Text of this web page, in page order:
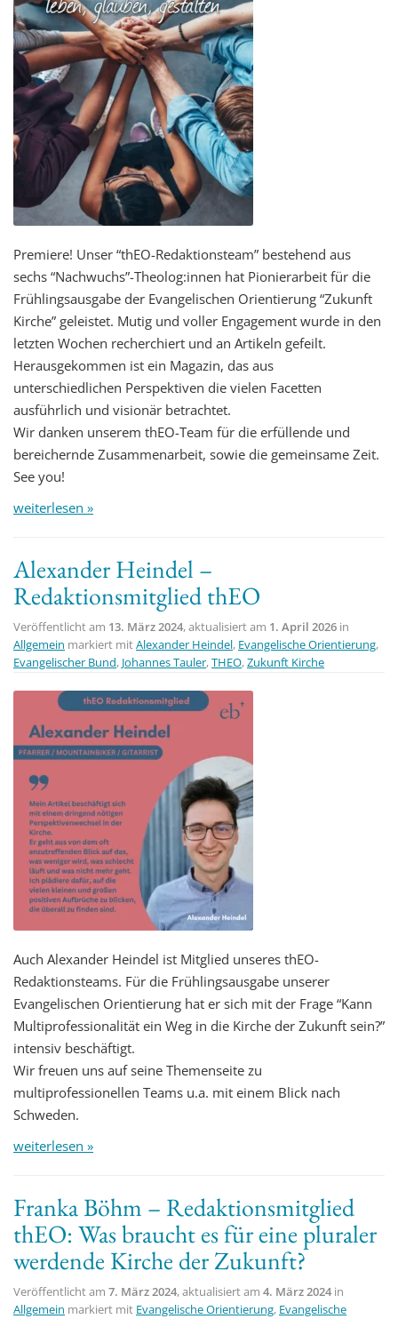
Premiere! Unser “thEO-Redaktionsteam” bestehend aus
sechs “Nachwuchs”-Theolog:innen hat Pionierarbeit für die
Frühlingsausgabe der Evangelischen Orientierung “Zukunft
Kirche” geleistet. Mutig und voller Engagement wurde in den
letzten Wochen recherchiert und an Artikeln gefeilt.
Herausgekommen ist ein Magazin, das aus
unterschiedlichen Perspektiven die vielen Facetten
ausführlich und visionär betrachtet.
Wir danken unserem thEO-Team für die erfüllende und
bereichernde Zusammenarbeit, sowie die gemeinsame Zeit.
See you!
weiterlesen »
Alexander Heindel –
Redaktionsmitglied thEO
Veröffentlicht am 13. März 2024, aktualisiert am 1. April 2026 in
Allgemein markiert mitAlexander Heindel, Evangelische Orientierung,
Evangelischer Bund, Johannes Tauler,THEO,Zukunft Kirche
Auch Alexander Heindel ist Mitglied unseres thEO-
Redaktionsteams. Für die Frühlingsausgabe unserer
Evangelischen Orientierung hat er sich mit der Frage “Kann
Multiprofessionalität ein Weg in die Kirche der Zukunft sein?”
intensiv beschäftigt.
Wir freuen uns auf seine Themenseite zu
multiprofessionellen Teams u.a. mit einem Blick nach
Schweden.
weiterlesen »
Franka Böhm – Redaktionsmitglied
thEO: Was braucht es für eine pluraler
werdende Kirche der Zukunft?
Veröffentlicht am 7. März 2024, aktualisiert am 4. März 2024 in
Allgemein markiert mit Evangelische Orientierung, Evangelische